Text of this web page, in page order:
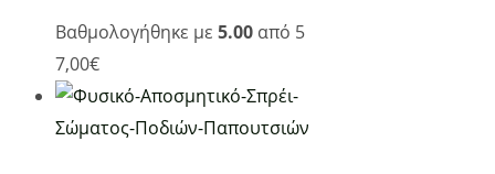
Βαθμολογήθηκε με 5.00 από 5
7,00€
Add to Wishlist